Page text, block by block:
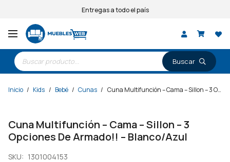
Entregas a todo el país
Búsqueda
de
productos
Inicio / Kids / Bebé / Cunas / Cuna Multifunción – Cama – Sillon – 3 Opciones De Armado!! – Blanco/Azul
Cuna Multifunción – Cama – Sillon – 3
Opciones De Armado!! – Blanco/Azul
SKU: 1301004153